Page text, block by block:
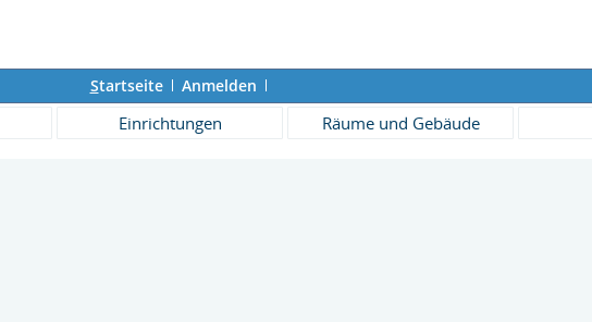
Startseite Anmelden
Einrichtungen Räume und Gebäude